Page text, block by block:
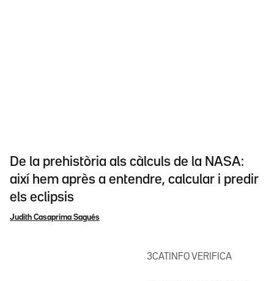
De la prehistòria als càlculs de la NASA:
així hem après a entendre, calcular i predir
els eclipsis
Judith Casaprima Sagués
3CATINFO VERIFICA